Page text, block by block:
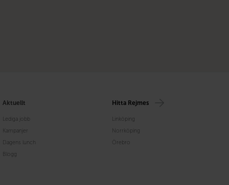
Aktuellt
Lediga jobb
Kampanjer
Dagens lunch
Blogg
Hitta Rejmes
Linköping
Norrköping
Örebro